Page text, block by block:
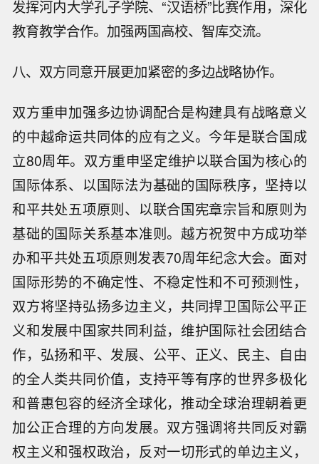
发挥河内大学孔子学院、“汉语桥”比赛作用，深化
教育教学合作。加强两国高校、智库交流。
八、双方同意开展更加紧密的多边战略协作。
双方重申加强多边协调配合是构建具有战略意义
的中越命运共同体的应有之义。今年是联合国成
立80周年。双方重申坚定维护以联合国为核心的
国际体系、以国际法为基础的国际秩序，坚持以
和平共处五项原则、以联合国宪章宗旨和原则为
基础的国际关系基本准则。越方祝贺中方成功举
办和平共处五项原则发表70周年纪念大会。面对
国际形势的不确定性、不稳定性和不可预测性，
双方将坚持弘扬多边主义，共同捍卫国际公平正
义和发展中国家共同利益，维护国际社会团结合
作，弘扬和平、发展、公平、正义、民主、自由
的全人类共同价值，支持平等有序的世界多极化
和普惠包容的经济全球化，推动全球治理朝着更
加公正合理的方向发展。双方强调将共同反对霸
权主义和强权政治，反对一切形式的单边主义，